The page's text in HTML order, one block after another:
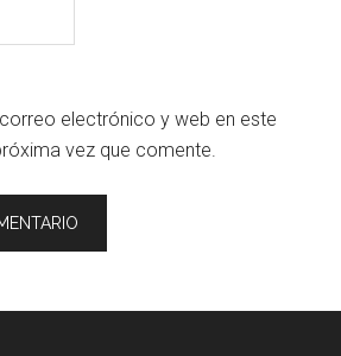
electrónico y web en este
vez que comente.